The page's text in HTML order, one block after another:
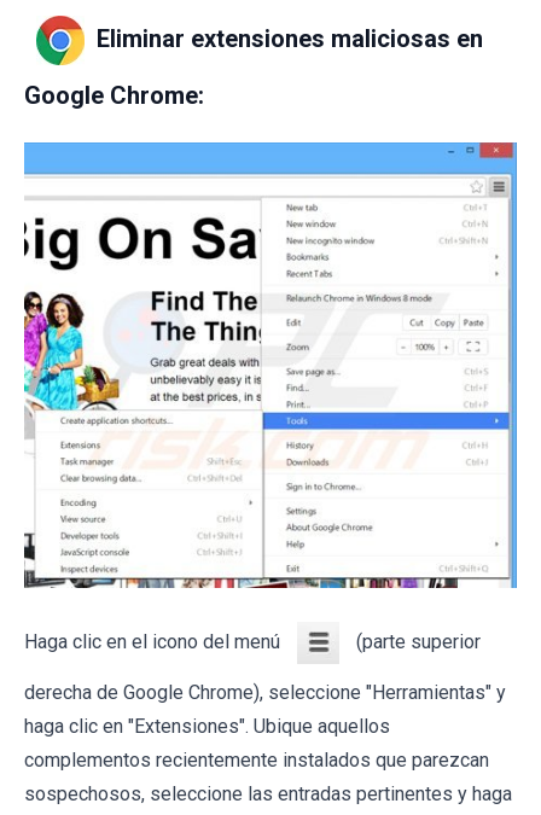
Eliminar extensiones maliciosas en
Google Chrome:
Haga clic en el icono del menú (parte superior
derecha de Google Chrome), seleccione "Herramientas" y
haga clic en "Extensiones". Ubique aquellos
complementos recientemente instalados que parezcan
sospechosos, seleccione las entradas pertinentes y haga